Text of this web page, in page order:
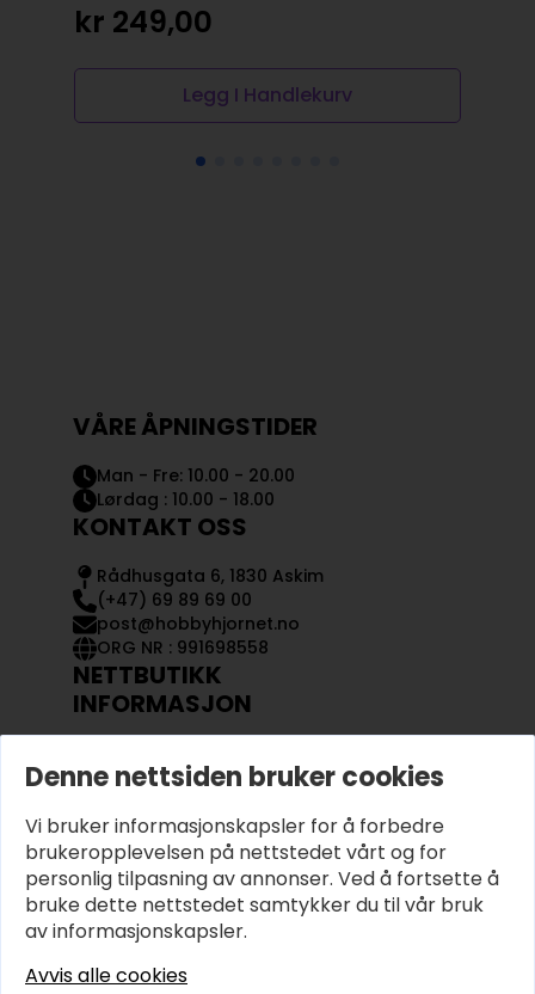
kr 249,00
Legg I Handlekurv
VÅRE ÅPNINGSTIDER
Man - Fre: 10.00 - 20.00
Lørdag : 10.00 - 18.00
KONTAKT OSS
Rådhusgata 6, 1830 Askim
(+47) 69 89 69 00
post@hobbyhjornet.no
ORG NR : 991698558
NETTBUTIKK
INFORMASJON
OM OSS
KJØPSVILKÅR OG BETINGELSER
PERSONVERN
Denne nettsiden bruker cookies
Vi bruker informasjonskapsler for å forbedre
brukeropplevelsen på nettstedet vårt og for
personlig tilpasning av annonser. Ved å fortsette å
bruke dette nettstedet samtykker du til vår bruk
av informasjonskapsler.
Avvis alle cookies